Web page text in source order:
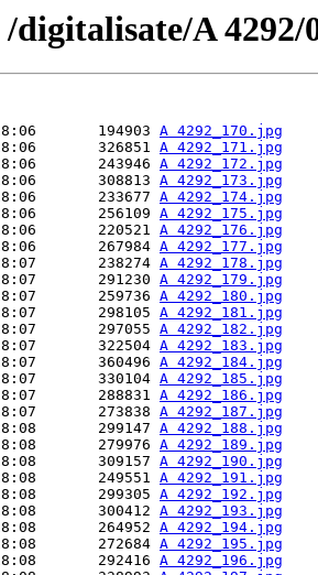
digitalisate/A 4292/
194903
A 4292_170.jpg
326851
A 4292_171.jpg
243946
A 4292_172.jpg
308813
A 4292_173.jpg
233677
A 4292_174.jpg
256109
A 4292_175.jpg
220521
A 4292_176.jpg
267984
A 4292_177.jpg
238274
A 4292_178.jpg
291230
A 4292_179.jpg
259736
A 4292_180.jpg
298105
A 4292_181.jpg
297055
A 4292_182.jpg
322504
A 4292_183.jpg
360496
A 4292_184.jpg
330104
A 4292_185.jpg
288831
A 4292_186.jpg
273838
A 4292_187.jpg
299147
A 4292_188.jpg
279976
A 4292_189.jpg
309157
A 4292_190.jpg
249551
A 4292_191.jpg
299305
A 4292_192.jpg
300412
A 4292_193.jpg
264952
A 4292_194.jpg
272684
A 4292_195.jpg
292416
A 4292_196.jpg